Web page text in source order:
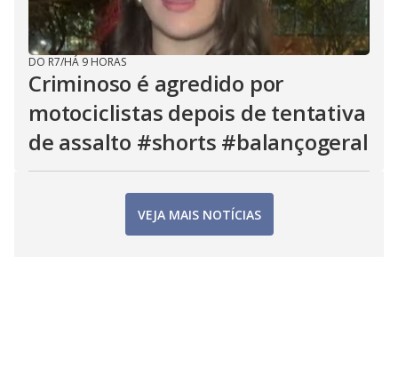
DO R7/HÁ 9 HORAS
Criminoso é agredido por
motociclistas depois de tentativa
de assalto #shorts #balançogeral
VEJA MAIS NOTÍCIAS